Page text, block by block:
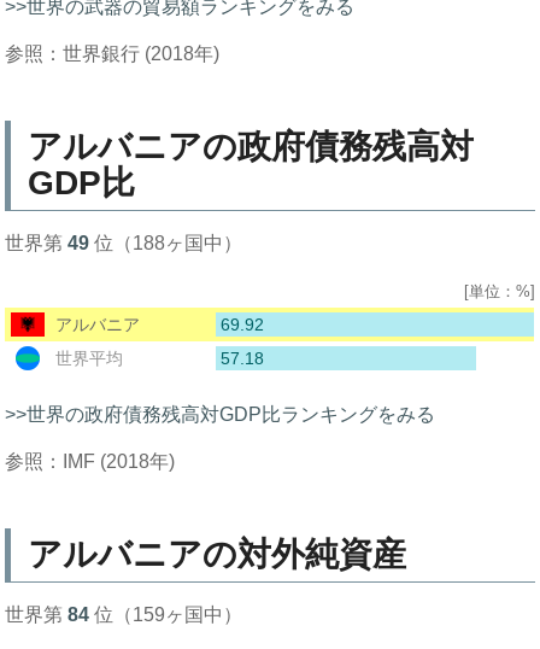
>>世界の武器の貿易額ランキングをみる
参照：世界銀行 (2018年)
アルバニアの政府債務残高対
GDP比
世界第49 位（188ヶ国中）
[単位：%]
アルバニア
69.92
世界平均
57.18
>>世界の政府債務残高対GDP比ランキングをみる
参照：IMF (2018年)
アルバニアの対外純資産
世界第84 位（159ヶ国中）